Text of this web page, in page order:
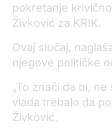
pokretanje
Živković za KRIK.
Ovaj slučaj,
njegove političke
„To znači da bi,
vlada trebalo da
Živković.